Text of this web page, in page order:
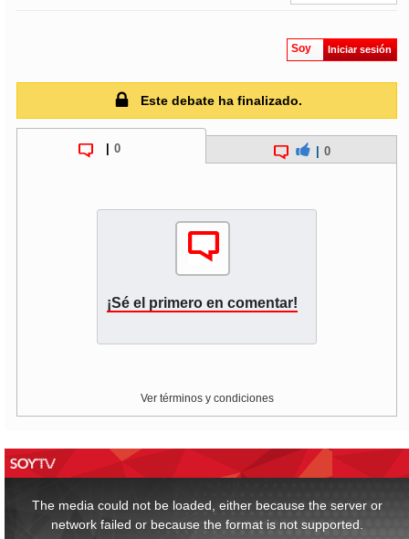
Soy Iniciar sesión
Este debate ha finalizado.
0 0
¡Sé el primero en comentar!
Ver términos y condiciones
The media could not be loaded, either because the server or
network failed or because the format is not supported.